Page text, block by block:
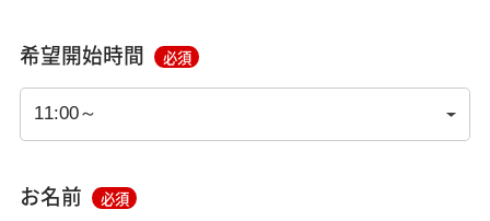
希望開始時間 必須
お名前 必須